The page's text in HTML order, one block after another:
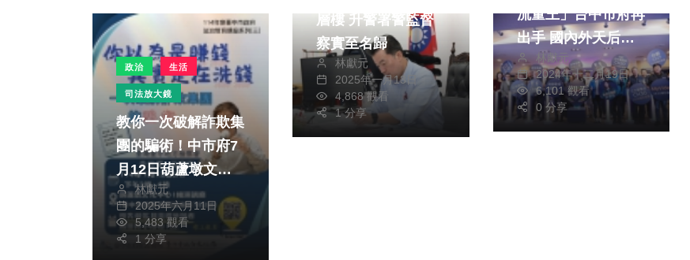
政治 生活
司法放大鏡
教你一次破解詐欺集
團的騙術！中市府7
月12日葫蘆墩文化
中心辦法治教育講座
林獻元
2025年六月11日
5,483 觀看
1 分享
層樓 升警署警監督
察實至名歸
林獻元
2025年一月13日
4,868 觀看
1 分享
流量王」台中市府再
出手 國內外天后天
團雲集嗨翻水湳中央
公園
林獻元
2024年十二月19日
6,101 觀看
0 分享
政治